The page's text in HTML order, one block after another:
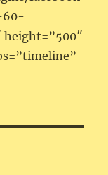
60-
height=”500″